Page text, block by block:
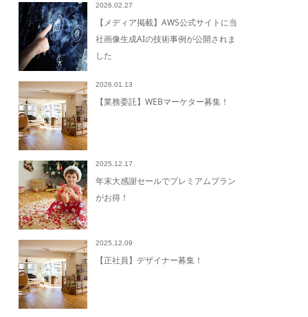
2026.02.27
【メディア掲載】AWS公式サイトに当
社画像生成AIの技術事例が公開されま
した
2026.01.13
【業務委託】WEBマーケター募集！
2025.12.17
年末大感謝セールでプレミアムプラン
がお得！
2025.12.09
【正社員】デザイナー募集！